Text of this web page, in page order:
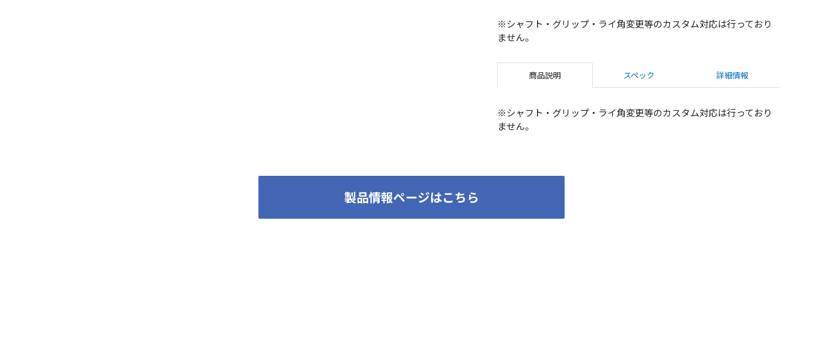
※シャフト・グリップ・ライ角変更等のカスタム対応は行っており
ません。
商品説明 スペック 詳細情報
※シャフト・グリップ・ライ角変更等のカスタム対応は行っており
ません。
製品情報ページはこちら